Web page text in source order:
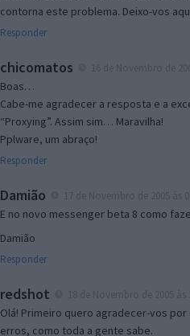
contorna este problema. Deixo-vos
Responder
chicomatos
Boas…
Cabe-me agradecer a resposta e a
“Proxying”. Assim sim… Maravilha!
Pplware, um abraço!
Responder
Damião
E no novo messenger beta 8 como
Damião
Responder
redshot
Olá! Primeiro quero agradecer-vos
erros, como toda a gente sabe.